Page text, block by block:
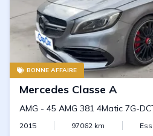
BONNE AFFAIRE
Mercedes Classe A
AMG - 45 AMG 381 4Matic 7G-
2015 97062 km